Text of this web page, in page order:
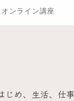
オンライン講座
じめ、生活、仕